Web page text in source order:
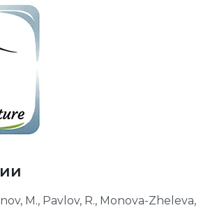
M., Pavlov, R., Monova-Zheleva,